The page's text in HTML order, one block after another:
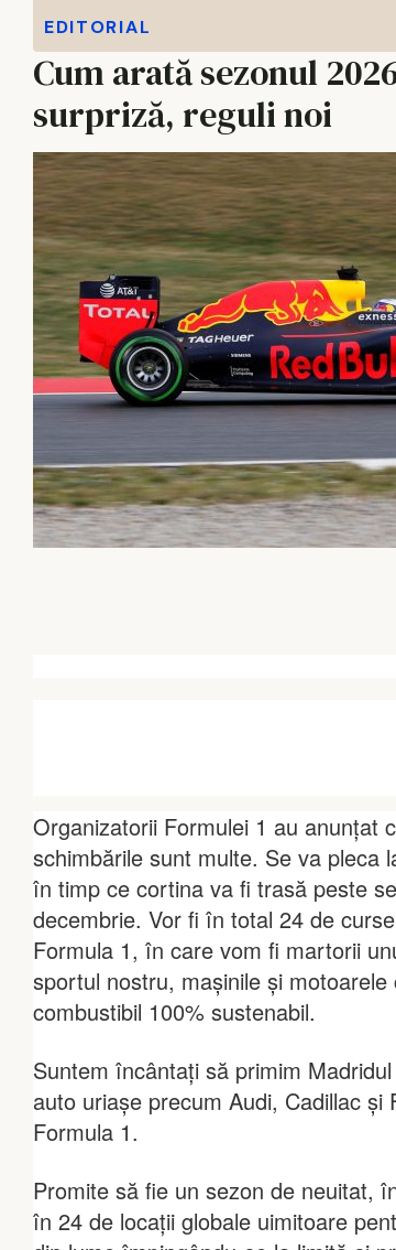
EDITORIAL
Cum arată sezonul
surpriză, reguli noi
Organizatorii Formulei 1 au anunțat
schimbările sunt multe. Se va pleca
în timp ce cortina va fi trasă peste
decembrie. Vor fi în total 24 de
Formula 1, în care vom fi martorii
sportul nostru, mașinile și
combustibil 100% sustenabil.
Suntem încântați să primim
auto uriașe precum Audi, Cadillac și
Formula 1.
Promite să fie un sezon de neuitat,
în 24 de locații globale uimitoare